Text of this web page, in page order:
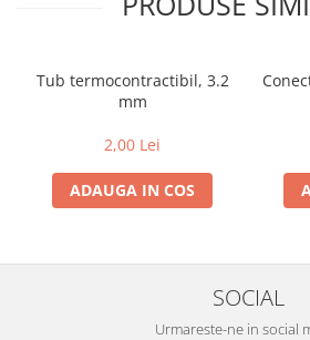
Tub termocontractibil, 3.2
mm
2,00 Lei
ADAUGA IN COS
SOCIAL
Urmareste-ne in social